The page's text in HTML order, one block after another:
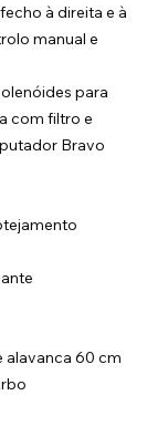
à direita e à
manual e
para
com filtro e
Bravo
alavanca 60 cm